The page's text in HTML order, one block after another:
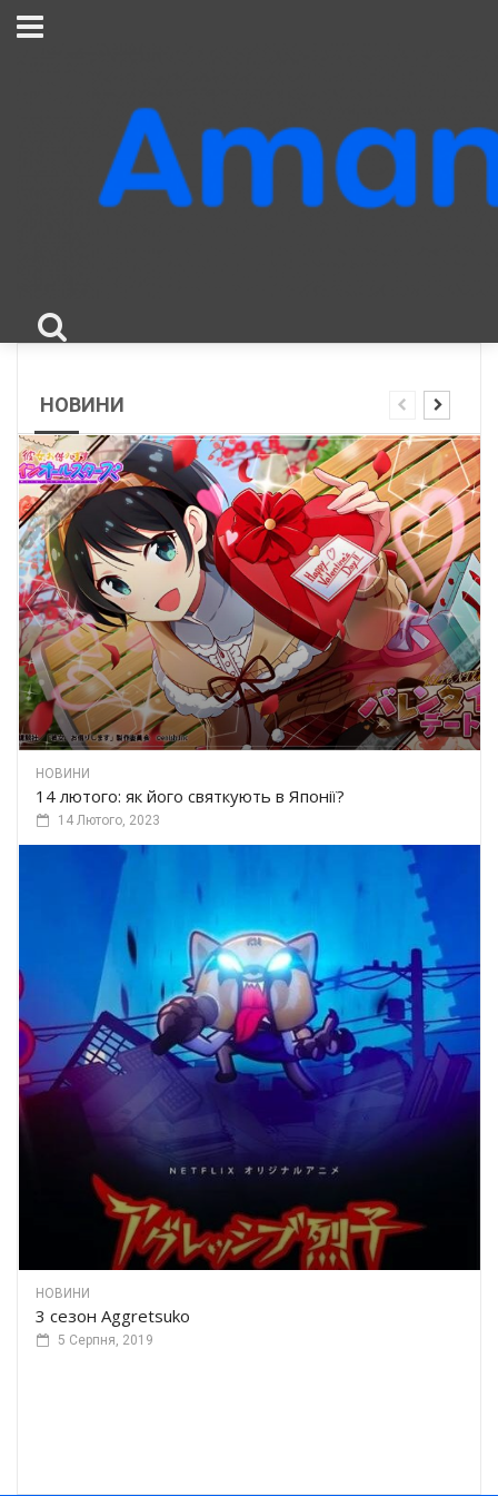
НОВИНИ
НОВИНИ
14 лютого: як його святкують в Японії?
14 Лютого, 2023
НОВИНИ
3 сезон Aggretsuko
5 Серпня, 2019